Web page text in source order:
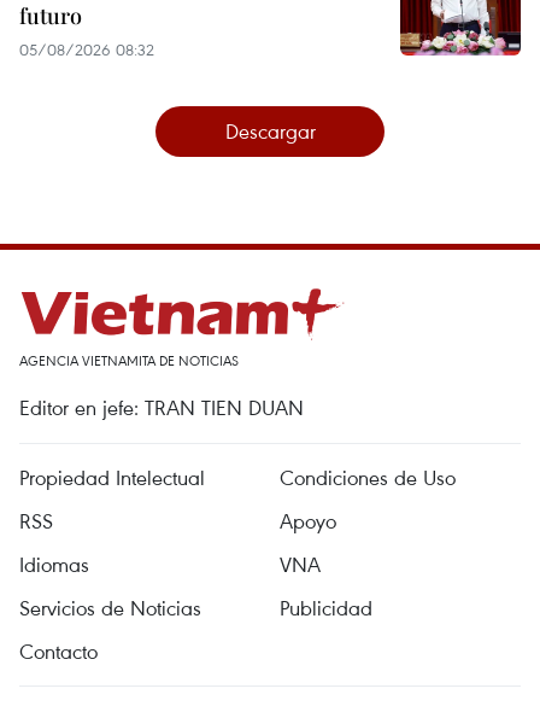
futuro
05/08/2026 08:32
Descargar
AGENCIA VIETNAMITA DE NOTICIAS
Editor en jefe: TRAN TIEN DUAN
Propiedad Intelectual
Condiciones de Uso
RSS
Apoyo
Idiomas
VNA
Servicios de Noticias
Publicidad
Contacto